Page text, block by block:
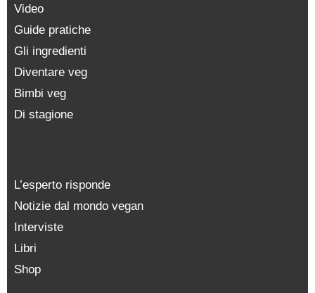
Video
Guide pratiche
Gli ingredienti
Diventare veg
Bimbi veg
Di stagione
L’esperto risponde
Notizie dal mondo vegan
Interviste
Libri
Shop